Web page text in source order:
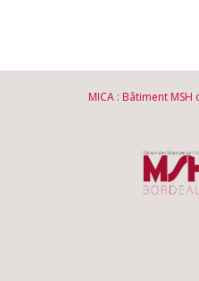
MICA : Bâtiment